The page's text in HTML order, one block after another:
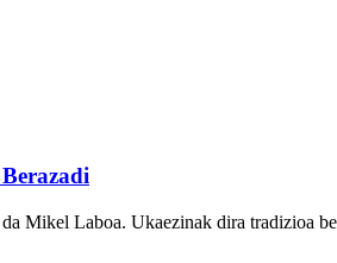
da Mikel Laboa. Ukaezinak dira tradizioa